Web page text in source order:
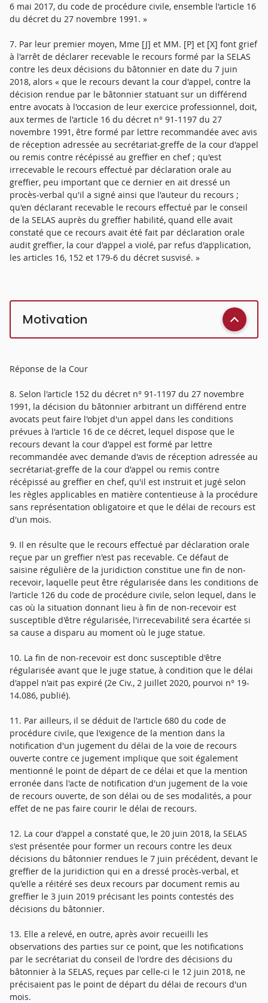
6 mai 2017, du code de procédure civile, ensemble l'article 16
du décret du 27 novembre 1991. »
7. Par leur premier moyen, Mme [J] et MM. [P] et [X] font grief
à l'arrêt de déclarer recevable le recours formé par la SELAS
contre les deux décisions du bâtonnier en date du 7 juin
2018, alors « que le recours devant la cour d'appel, contre la
décision rendue par le bâtonnier statuant sur un différend
entre avocats à l'occasion de leur exercice professionnel, doit,
aux termes de l'article 16 du décret n° 91-1197 du 27
novembre 1991, être formé par lettre recommandée avec avis
de réception adressée au secrétariat-greffe de la cour d'appel
ou remis contre récépissé au greffier en chef ; qu'est
irrecevable le recours effectué par déclaration orale au
greffier, peu important que ce dernier en ait dressé un
procès-verbal qu'il a signé ainsi que l'auteur du recours ;
qu'en déclarant recevable le recours effectué par le conseil
de la SELAS auprès du greffier habilité, quand elle avait
constaté que ce recours avait été fait par déclaration orale
audit greffier, la cour d'appel a violé, par refus d'application,
les articles 16, 152 et 179-6 du décret susvisé. »
Motivation
Réponse de la Cour
8. Selon l'article 152 du décret n° 91-1197 du 27 novembre
1991, la décision du bâtonnier arbitrant un différend entre
avocats peut faire l'objet d'un appel dans les conditions
prévues à l'article 16 de ce décret, lequel dispose que le
recours devant la cour d'appel est formé par lettre
recommandée avec demande d'avis de réception adressée au
secrétariat-greffe de la cour d'appel ou remis contre
récépissé au greffier en chef, qu'il est instruit et jugé selon
les règles applicables en matière contentieuse à la procédure
sans représentation obligatoire et que le délai de recours est
d'un mois.
9. Il en résulte que le recours effectué par déclaration orale
reçue par un greffier n'est pas recevable. Ce défaut de
saisine régulière de la juridiction constitue une fin de non-
recevoir, laquelle peut être régularisée dans les conditions de
l'article 126 du code de procédure civile, selon lequel, dans le
cas où la situation donnant lieu à fin de non-recevoir est
susceptible d'être régularisée, l'irrecevabilité sera écartée si
sa cause a disparu au moment où le juge statue.
10. La fin de non-recevoir est donc susceptible d'être
régularisée avant que le juge statue, à condition que le délai
d'appel n'ait pas expiré (2e Civ., 2 juillet 2020, pourvoi n° 19-
14.086, publié).
11. Par ailleurs, il se déduit de l'article 680 du code de
procédure civile, que l'exigence de la mention dans la
notification d'un jugement du délai de la voie de recours
ouverte contre ce jugement implique que soit également
mentionné le point de départ de ce délai et que la mention
erronée dans l'acte de notification d'un jugement de la voie
de recours ouverte, de son délai ou de ses modalités, a pour
effet de ne pas faire courir le délai de recours.
12. La cour d'appel a constaté que, le 20 juin 2018, la SELAS
s'est présentée pour former un recours contre les deux
décisions du bâtonnier rendues le 7 juin précédent, devant le
greffier de la juridiction qui en a dressé procès-verbal, et
qu'elle a réitéré ses deux recours par document remis au
greffier le 3 juin 2019 précisant les points contestés des
décisions du bâtonnier.
13. Elle a relevé, en outre, après avoir recueilli les
observations des parties sur ce point, que les notifications
par le secrétariat du conseil de l'ordre des décisions du
bâtonnier à la SELAS, reçues par celle-ci le 12 juin 2018, ne
précisaient pas le point de départ du délai de recours d'un
mois.